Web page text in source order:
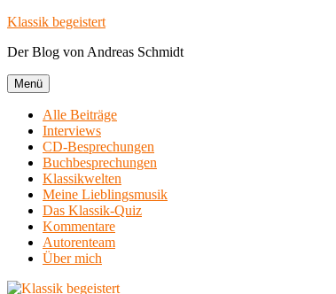
Zum
springen
Klassik begeistert
Der Blog von Andreas Schmidt
Menü
Alle Beiträge
Interviews
CD-Besprechungen
Buchbesprechungen
Klassikwelten
Meine Lieblingsmusik
Das Klassik-Quiz
Kommentare
Autorenteam
Über mich